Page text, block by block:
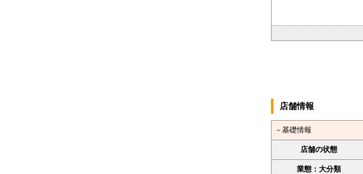
店舗情報
－基礎情報
店舗の状態
業態：大分類